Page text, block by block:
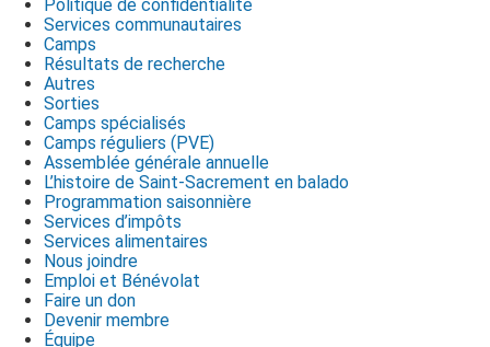
Politique de confidentialité
Services communautaires
Camps
Résultats de recherche
Autres
Sorties
Camps spécialisés
Camps réguliers (PVE)
Assemblée générale annuelle
L’histoire de Saint-Sacrement en balado
Programmation saisonnière
Services d’impôts
Services alimentaires
Nous joindre
Emploi et Bénévolat
Faire un don
Devenir membre
Équipe